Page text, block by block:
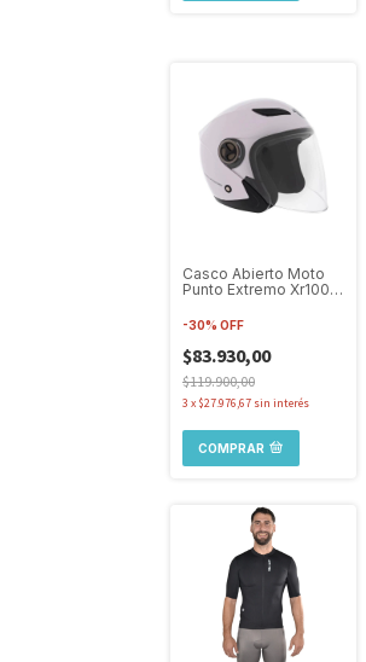
Casco Abierto Moto
Punto Extremo Xr100
-30% OFF
$83.930,00
$119.900,00
3 x $27.976,67 sin interés
COMPRAR